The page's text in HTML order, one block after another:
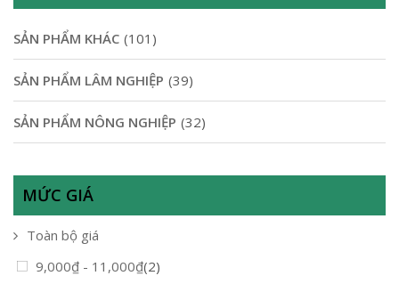
SẢN PHẨM KHÁC (101)
SẢN PHẨM LÂM NGHIỆP (39)
SẢN PHẨM NÔNG NGHIỆP (32)
MỨC GIÁ
Toàn bộ giá
9,000₫ - 11,000₫(2)